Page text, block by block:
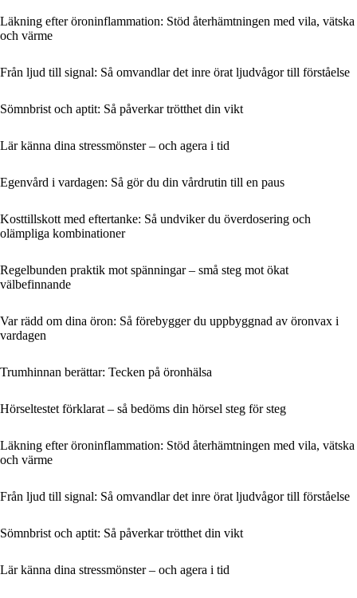
Läkning efter öroninflammation: Stöd återhämtningen med vila, vätska
och värme
Från ljud till signal: Så omvandlar det inre örat ljudvågor till förståelse
Sömnbrist och aptit: Så påverkar trötthet din vikt
Lär känna dina stressmönster – och agera i tid
Egenvård i vardagen: Så gör du din vårdrutin till en paus
Kosttillskott med eftertanke: Så undviker du överdosering och
olämpliga kombinationer
Regelbunden praktik mot spänningar – små steg mot ökat
välbefinnande
Var rädd om dina öron: Så förebygger du uppbyggnad av öronvax i
vardagen
Trumhinnan berättar: Tecken på öronhälsa
Hörseltestet förklarat – så bedöms din hörsel steg för steg
Läkning efter öroninflammation: Stöd återhämtningen med vila, vätska
och värme
Från ljud till signal: Så omvandlar det inre örat ljudvågor till förståelse
Sömnbrist och aptit: Så påverkar trötthet din vikt
Lär känna dina stressmönster – och agera i tid